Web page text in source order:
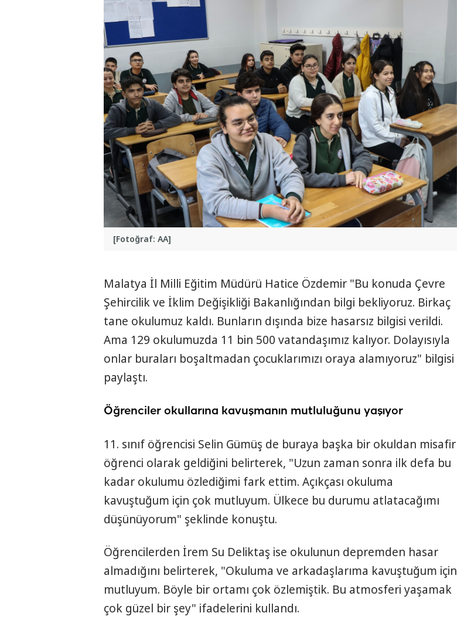
[Fotoğraf: AA]
Malatya İl Milli Eğitim Müdürü Hatice Özdemir "Bu konuda Çevre
Şehircilik ve İklim Değişikliği Bakanlığından bilgi bekliyoruz. Birkaç
tane okulumuz kaldı. Bunların dışında bize hasarsız bilgisi verildi.
Ama 129 okulumuzda 11 bin 500 vatandaşımız kalıyor. Dolayısıyla
onlar buraları boşaltmadan çocuklarımızı oraya alamıyoruz" bilgisi
paylaştı.
Öğrenciler okullarına kavuşmanın mutluluğunu yaşıyor
11. sınıf öğrencisi Selin Gümüş de buraya başka bir okuldan misafir
öğrenci olarak geldiğini belirterek, "Uzun zaman sonra ilk defa bu
kadar okulumu özlediğimi fark ettim. Açıkçası okuluma
kavuştuğum için çok mutluyum. Ülkece bu durumu atlatacağımı
düşünüyorum" şeklinde konuştu.
Öğrencilerden İrem Su Deliktaş ise okulunun depremden hasar
almadığını belirterek, "Okuluma ve arkadaşlarıma kavuştuğum için
mutluyum. Böyle bir ortamı çok özlemiştik. Bu atmosferi yaşamak
çok güzel bir şey" ifadelerini kullandı.